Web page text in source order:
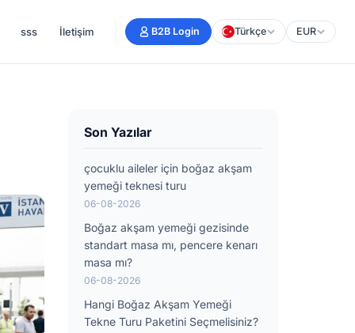
sss İletişim B2B Login Türkçe EUR
Son Yazılar
çocuklu aileler için boğaz akşam
yemeği teknesi turu
06-08-2026
Boğaz akşam yemeği gezisinde
standart masa mı, pencere kenarı
masa mı?
06-08-2026
Hangi Boğaz Akşam Yemeği
Tekne Turu Paketini Seçmelisiniz?